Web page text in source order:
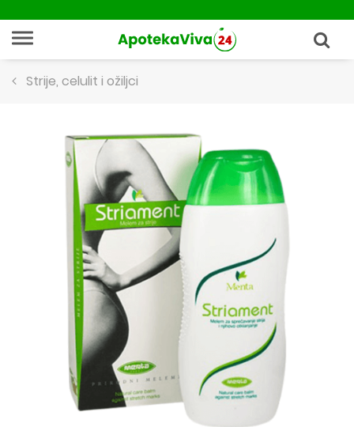
Strije, celulit i ožiljci